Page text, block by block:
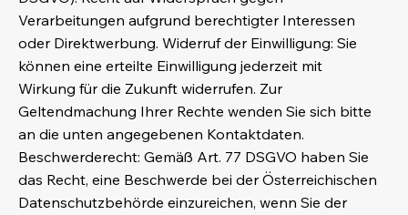
Verarbeitungen aufgrund berechtigter Interessen
oder Direktwerbung. Widerruf der Einwilligung: Sie
können eine erteilte Einwilligung jederzeit mit
Wirkung für die Zukunft widerrufen. Zur
Geltendmachung Ihrer Rechte wenden Sie sich bitte
an die unten angegebenen Kontaktdaten.
Beschwerderecht: Gemäß Art. 77 DSGVO haben Sie
das Recht, eine Beschwerde bei der Österreichischen
Datenschutzbehörde einzureichen, wenn Sie der